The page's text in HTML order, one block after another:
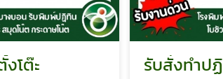
รับสั่งทำปฏิทินจีน